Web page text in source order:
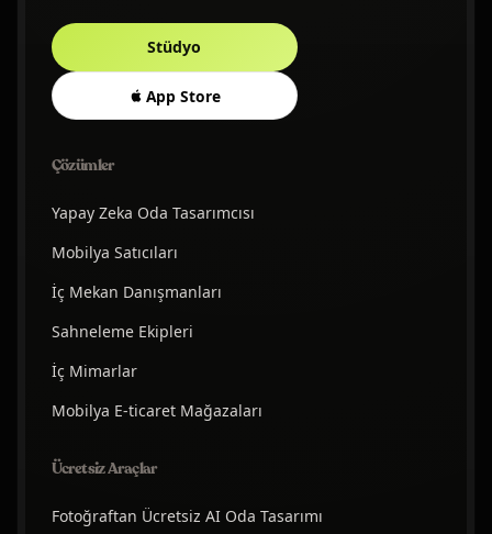
Stüdyo
App Store
Çözümler
Yapay Zeka Oda Tasarımcısı
Mobilya Satıcıları
İç Mekan Danışmanları
Sahneleme Ekipleri
İç Mimarlar
Mobilya E-ticaret Mağazaları
Ücretsiz Araçlar
Fotoğraftan Ücretsiz AI Oda Tasarımı